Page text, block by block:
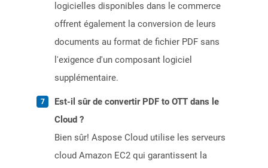
logicielles disponibles dans le commerce
offrent également la conversion de leurs
documents au format de fichier PDF sans
l'exigence d'un composant logiciel
supplémentaire.
Est-il sûr de convertir PDF to OTT dans le
Cloud ?
Bien sûr! Aspose Cloud utilise les serveurs
cloud Amazon EC2 qui garantissent la